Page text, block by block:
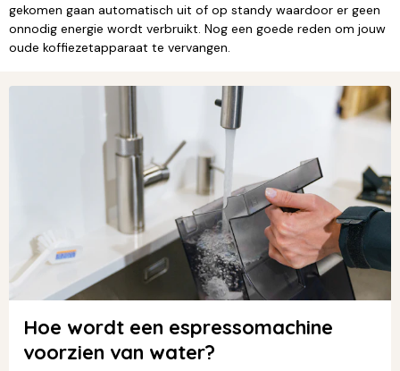
gekomen gaan automatisch uit of op standy waardoor er geen
onnodig energie wordt verbruikt. Nog een goede reden om jouw
oude koffiezetapparaat te vervangen.
Hoe wordt een espressomachine
voorzien van water?